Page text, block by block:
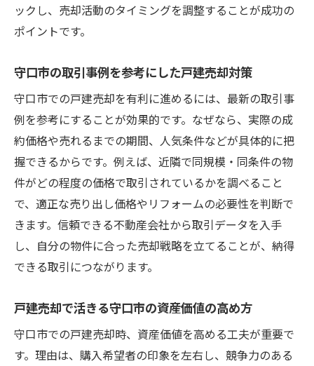
ックし、売却活動のタイミングを調整することが成功の
ポイントです。
守口市の取引事例を参考にした戸建売却対策
守口市での戸建売却を有利に進めるには、最新の取引事
例を参考にすることが効果的です。なぜなら、実際の成
約価格や売れるまでの期間、人気条件などが具体的に把
握できるからです。例えば、近隣で同規模・同条件の物
件がどの程度の価格で取引されているかを調べること
で、適正な売り出し価格やリフォームの必要性を判断で
きます。信頼できる不動産会社から取引データを入手
し、自分の物件に合った売却戦略を立てることが、納得
できる取引につながります。
戸建売却で活きる守口市の資産価値の高め方
守口市での戸建売却時、資産価値を高める工夫が重要で
す。理由は、購入希望者の印象を左右し、競争力のある